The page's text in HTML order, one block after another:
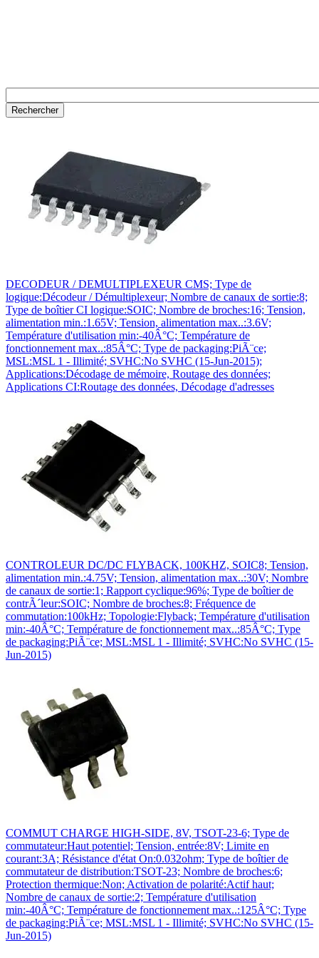
DECODEUR / DEMULTIPLEXEUR CMS; Type de
logique:Décodeur / Démultiplexeur; Nombre de canaux de sortie:8;
Type de boîtier CI logique:SOIC; Nombre de broches:16; Tension,
alimentation min.:1.65V; Tension, alimentation max..:3.6V;
Température d'utilisation min:-40Â°C; Température de
fonctionnement max..:85Â°C; Type de packaging:PiÃ¨ce;
MSL:MSL 1 - Illimité; SVHC:No SVHC (15-Jun-2015);
Applications:Décodage de mémoire, Routage des données;
Applications CI:Routage des données, Décodage d'adresses
CONTROLEUR DC/DC FLYBACK, 100KHZ, SOIC8; Tension,
alimentation min.:4.75V; Tension, alimentation max..:30V; Nombre
de canaux de sortie:1; Rapport cyclique:96%; Type de boîtier de
contrÃ´leur:SOIC; Nombre de broches:8; Fréquence de
commutation:100kHz; Topologie:Flyback; Température d'utilisation
min:-40Â°C; Température de fonctionnement max..:85Â°C; Type
de packaging:PiÃ¨ce; MSL:MSL 1 - Illimité; SVHC:No SVHC (15-
Jun-2015)
COMMUT CHARGE HIGH-SIDE, 8V, TSOT-23-6; Type de
commutateur:Haut potentiel; Tension, entrée:8V; Limite en
courant:3A; Résistance d'état On:0.032ohm; Type de boîtier de
commutateur de distribution:TSOT-23; Nombre de broches:6;
Protection thermique:Non; Activation de polarité:Actif haut;
Nombre de canaux de sortie:2; Température d'utilisation
min:-40Â°C; Température de fonctionnement max..:125Â°C; Type
de packaging:PiÃ¨ce; MSL:MSL 1 - Illimité; SVHC:No SVHC (15-
Jun-2015)